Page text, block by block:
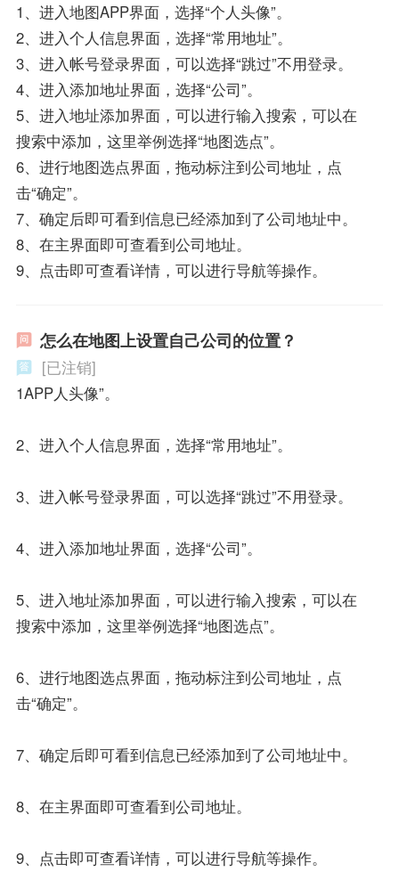
1、进入地图APP界面，选择“个人头像”。
2、进入个人信息界面，选择“常用地址”。
3、进入帐号登录界面，可以选择“跳过”不用登录。
4、进入添加地址界面，选择“公司”。
5、进入地址添加界面，可以进行输入搜索，可以在
搜索中添加，这里举例选择“地图选点”。
6、进行地图选点界面，拖动标注到公司地址，点
击“确定”。
7、确定后即可看到信息已经添加到了公司地址中。
8、在主界面即可查看到公司地址。
9、点击即可查看详情，可以进行导航等操作。
怎么在地图上设置自己公司的位置？
[已注销]
1APP人头像”。
2、进入个人信息界面，选择“常用地址”。
3、进入帐号登录界面，可以选择“跳过”不用登录。
4、进入添加地址界面，选择“公司”。
5、进入地址添加界面，可以进行输入搜索，可以在
搜索中添加，这里举例选择“地图选点”。
6、进行地图选点界面，拖动标注到公司地址，点
击“确定”。
7、确定后即可看到信息已经添加到了公司地址中。
8、在主界面即可查看到公司地址。
9、点击即可查看详情，可以进行导航等操作。